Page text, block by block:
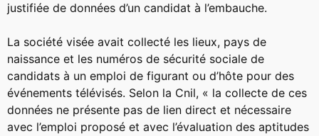
justifiée de données d’un candidat à l’embauche.
La société visée avait collecté les lieux, pays de
naissance et les numéros de sécurité sociale de
candidats à un emploi de figurant ou d’hôte pour des
événements télévisés. Selon la Cnil, « la collecte de ces
données ne présente pas de lien direct et nécessaire
avec l’emploi proposé et avec l’évaluation des aptitudes